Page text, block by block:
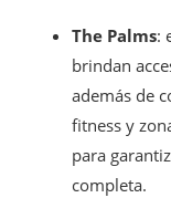
The Palms:
brindan
además de
fitness y
para
completa.